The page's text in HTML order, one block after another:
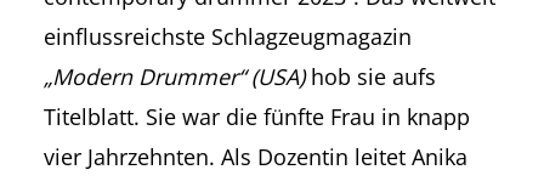
einflussreichste Schlagzeugmagazin
„Modern Drummer“ (USA)hob sie aufs
Titelblatt. Sie war die fünfte Frau in knapp
vier Jahrzehnten. Als Dozentin leitet Anika